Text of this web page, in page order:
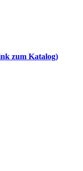
zum Katalog)